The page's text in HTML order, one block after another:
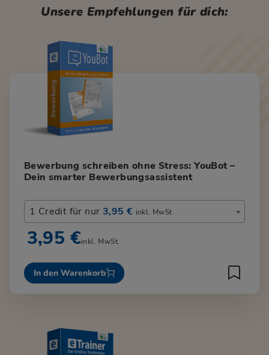
Unsere Empfehlungen für dich:
Bewerbung schreiben ohne Stress: YouBot –
Dein smarter Bewerbungsassistent
1 Credit für nur 3,95 € inkl. MwSt.
3,95 €inkl. MwSt.
In den Warenkorb